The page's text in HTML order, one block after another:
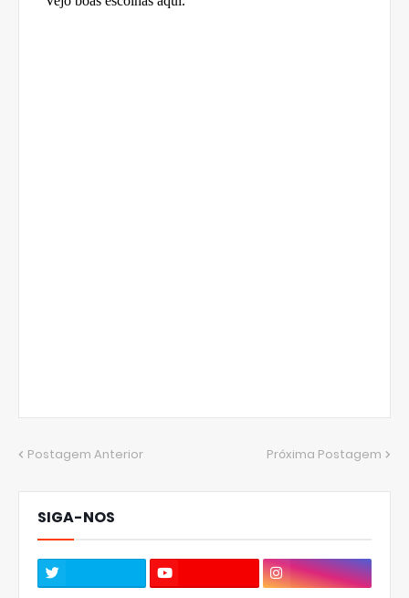
Postagem Anterior Próxima Postagem
SIGA-NOS